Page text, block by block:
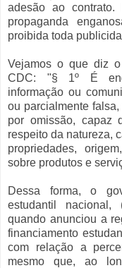
adesão ao contrato.
propaganda
proibida toda
Vejamos o que diz
CDC: "§ 1º É
informação ou
ou parcialmente
por omissão, capaz
respeito da natureza,
propriedades,
sobre produtos e
Dessa forma, o
estudantil nacional,
quando anunciou a
financiamento
com relação a
mesmo que, ao